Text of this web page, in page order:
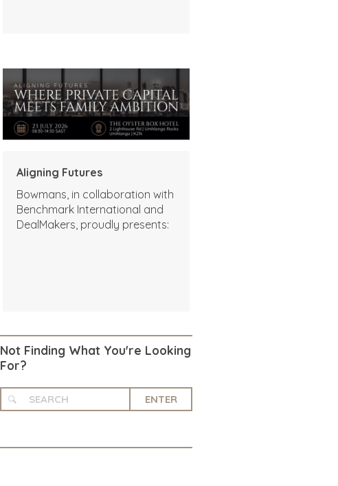
Aligning Futures
Bowmans, in collaboration with
Benchmark International and
DealMakers, proudly presents:
Not Finding What You're Looking
For?
ENTER